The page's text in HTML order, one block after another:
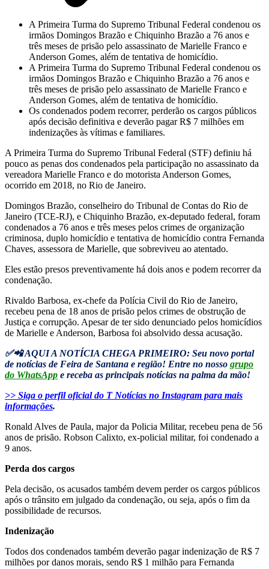
A Primeira Turma do Supremo Tribunal Federal condenou os
irmãos Domingos Brazão e Chiquinho Brazão a 76 anos e
três meses de prisão pelo assassinato de Marielle Franco e
Anderson Gomes, além de tentativa de homicídio.
A Primeira Turma do Supremo Tribunal Federal condenou os
irmãos Domingos Brazão e Chiquinho Brazão a 76 anos e
três meses de prisão pelo assassinato de Marielle Franco e
Anderson Gomes, além de tentativa de homicídio.
Os condenados podem recorrer, perderão os cargos públicos
após decisão definitiva e deverão pagar R$ 7 milhões em
indenizações às vítimas e familiares.
A Primeira Turma do Supremo Tribunal Federal (STF) definiu há
pouco as penas dos condenados pela participação no assassinato da
vereadora Marielle Franco e do motorista Anderson Gomes,
ocorrido em 2018, no Rio de Janeiro.
Domingos Brazão, conselheiro do Tribunal de Contas do Rio de
Janeiro (TCE-RJ), e Chiquinho Brazão, ex-deputado federal, foram
condenados a 76 anos e três meses pelos crimes de organização
criminosa, duplo homicídio e tentativa de homicídio contra Fernanda
Chaves, assessora de Marielle, que sobreviveu ao atentado.
Eles estão presos preventivamente há dois anos e podem recorrer da
condenação.
Rivaldo Barbosa, ex-chefe da Polícia Civil do Rio de Janeiro,
recebeu pena de 18 anos de prisão pelos crimes de obstrução de
Justiça e corrupção. Apesar de ter sido denunciado pelos homicídios
de Marielle e Anderson, Barbosa foi absolvido dessa acusação.
✅📲 AQUI A NOTÍCIA CHEGA PRIMEIRO: Seu novo portal
de notícias de Feira de Santana e região! Entre no nosso grupo
do WhatsApp e receba as principais notícias na palma da mão!
>> Siga o perfil oficial do T Notícias no Instagram para mais
informações.
Ronald Alves de Paula, major da Policia Militar, recebeu pena de 56
anos de prisão. Robson Calixto, ex-policial militar, foi condenado a
9 anos.
Perda dos cargos
Pela decisão, os acusados também devem perder os cargos públicos
após o trânsito em julgado da condenação, ou seja, após o fim da
possibilidade de recursos.
Indenização
Todos dos condenados também deverão pagar indenização de R$ 7
milhões por danos morais, sendo R$ 1 milhão para Fernanda